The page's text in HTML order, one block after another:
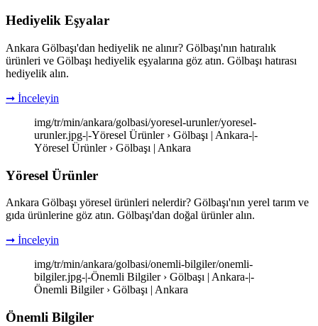
Hediyelik Eşyalar
Ankara Gölbaşı'dan hediyelik ne alınır? Gölbaşı'nın hatıralık
ürünleri ve Gölbaşı hediyelik eşyalarına göz atın. Gölbaşı hatırası
hediyelik alın.
➞ İnceleyin
img/tr/min/ankara/golbasi/yoresel-urunler/yoresel-
urunler.jpg-|-Yöresel Ürünler › Gölbaşı | Ankara-|-
Yöresel Ürünler › Gölbaşı | Ankara
Yöresel Ürünler
Ankara Gölbaşı yöresel ürünleri nelerdir? Gölbaşı'nın yerel tarım ve
gıda ürünlerine göz atın. Gölbaşı'dan doğal ürünler alın.
➞ İnceleyin
img/tr/min/ankara/golbasi/onemli-bilgiler/onemli-
bilgiler.jpg-|-Önemli Bilgiler › Gölbaşı | Ankara-|-
Önemli Bilgiler › Gölbaşı | Ankara
Önemli Bilgiler